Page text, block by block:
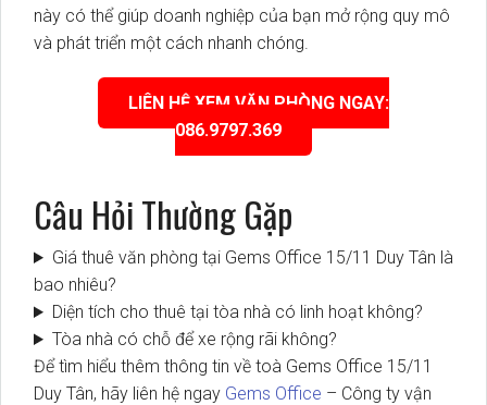
này có thể giúp doanh nghiệp của bạn mở rộng quy mô
và phát triển một cách nhanh chóng.
LIÊN HỆ XEM VĂN PHÒNG NGAY:
086.9797.369
Câu Hỏi Thường Gặp
Giá thuê văn phòng tại Gems Office 15/11 Duy Tân là
bao nhiêu?
Diện tích cho thuê tại tòa nhà có linh hoạt không?
Tòa nhà có chỗ để xe rộng rãi không?
Để tìm hiểu thêm thông tin về toà Gems Office 15/11
Duy Tân, hãy liên hệ ngay Gems Office – Công ty vận